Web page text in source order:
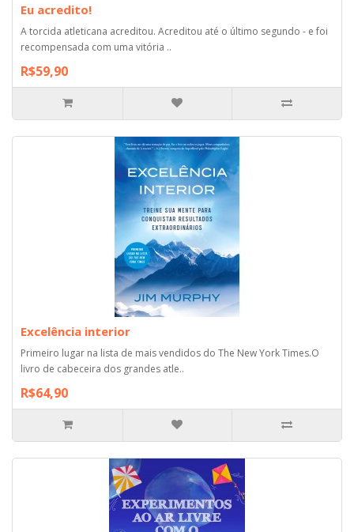
Eu acredito!
A torcida atleticana acreditou. Acreditou até o último segundo - e foi
recompensada com uma vitória ..
R$59,90
Excelência interior
Primeiro lugar na lista de mais vendidos do The New York Times.O
livro de cabeceira dos grandes atle..
R$64,90